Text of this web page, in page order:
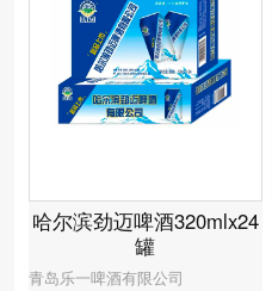
哈尔滨劲迈啤酒320mlx24
罐
青岛乐一啤酒有限公司